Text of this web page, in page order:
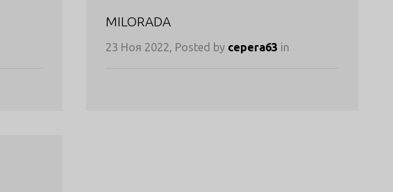
MILORADA
23 Ноя 2022, Posted by cepera63 in